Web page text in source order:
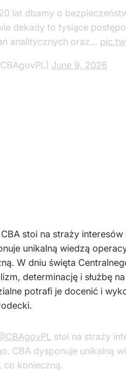
lat dbamy o
dekady to tysiące
analitycznych oraz…
June 9, 2026
stoi na straży
unikalną wiedzą
W dniu święta
determinację i służbę
potrafi je docenić i
stoi na straży
CBA dysponuje unikalną
co konieczną.